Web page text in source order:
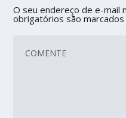
O seu endereço de e-mail
obrigatórios são